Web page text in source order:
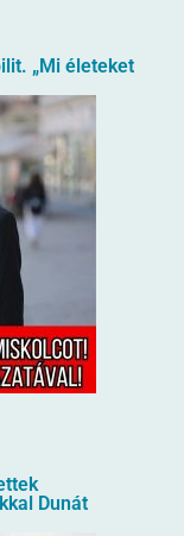
„Mi életeket
Dunát